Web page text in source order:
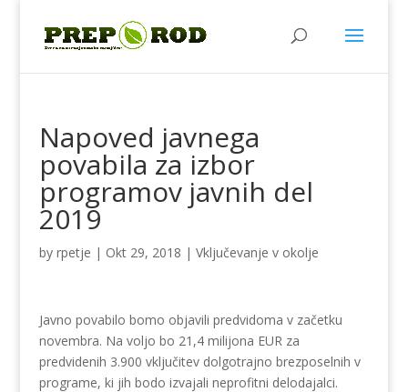
Napoved javnega
povabila za izbor
programov javnih del
2019
by rpetje | Okt 29, 2018 | Vključevanje v okolje
Javno povabilo bomo objavili predvidoma v začetku
novembra. Na voljo bo 21,4 milijona EUR za
predvidenih 3.900 vključitev dolgotrajno brezposelnih v
programe, ki jih bodo izvajali neprofitni delodajalci.